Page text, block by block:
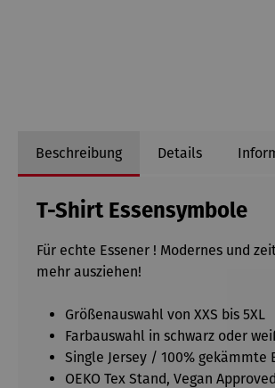
Beschreibung Details
T-Shirt Essensymbole
Für echte Essener ! Modernes und
mehr ausziehen!
Größenauswahl von XXS bis 5XL
Farbauswahl in schwarz oder
Single Jersey / 100% gekämmte
OEKO Tex Stand, Vegan Approved